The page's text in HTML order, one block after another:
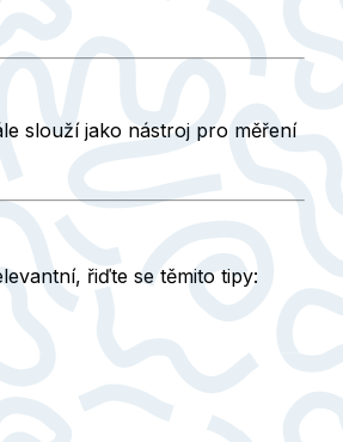
slouží jako nástroj pro měření
řiďte se těmito tipy: